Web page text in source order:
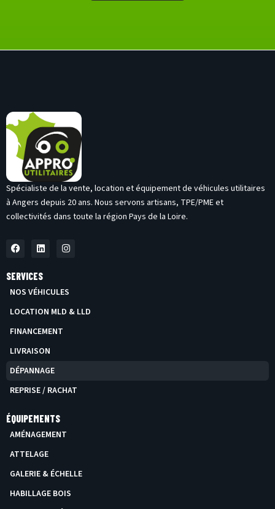
Spécialiste de la vente, location et équipement de véhicules utilitaires
à Angers depuis 20 ans. Nous servons artisans, TPE/PME et
collectivités dans toute la région Pays de la Loire.
F
A
E
B
O
O
K
L
I
K
E
D
I
N
I
N
G
R
A
M
SERVICES
NOS VÉHICULES
LOCATION MLD & LLD
FINANCEMENT
LIVRAISON
DÉPANNAGE
REPRISE / RACHAT
ÉQUIPEMENTS
AMÉNAGEMENT
ATTELAGE
GALERIE & ÉCHELLE
HABILLAGE BOIS